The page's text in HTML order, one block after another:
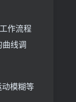
作流程
线调
模糊等